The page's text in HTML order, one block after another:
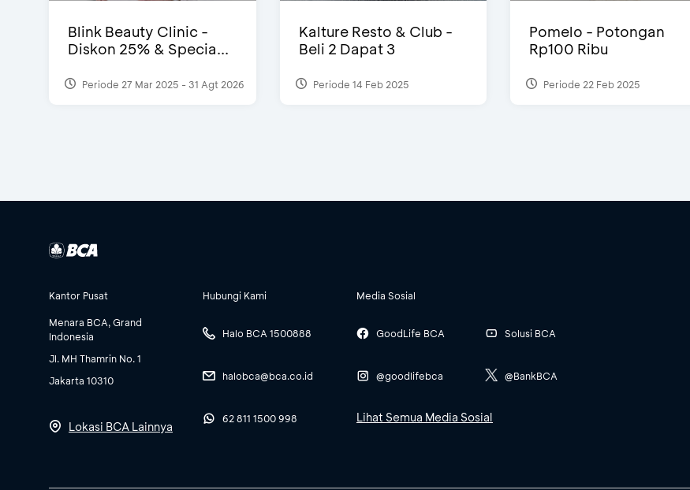
Blink Beauty Clinic -
Diskon 25% & Specia...
Periode 27 Mar 2025 - 31 Agt 2026
Kalture Resto & Club -
Beli 2 Dapat 3
Periode 14 Feb 2025
Pomelo - Potongan
Rp100 Ribu
Periode 22 Feb 2025
Kantor Pusat
Menara BCA, Grand
Indonesia
Jl. MH Thamrin No. 1
Jakarta 10310
Lokasi BCA Lainnya
Hubungi Kami
Halo BCA 1500888
halobca@bca.co.id
62 811 1500 998
Media Sosial
GoodLife BCA
@goodlifebca
Solusi BCA
@BankBCA
Lihat Semua Media Sosial